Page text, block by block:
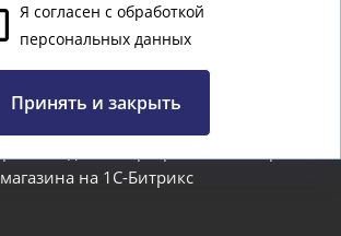
магазина на 1C-Битрикс
Я согласен с обработкой
персональных данных
Принять и закрыть